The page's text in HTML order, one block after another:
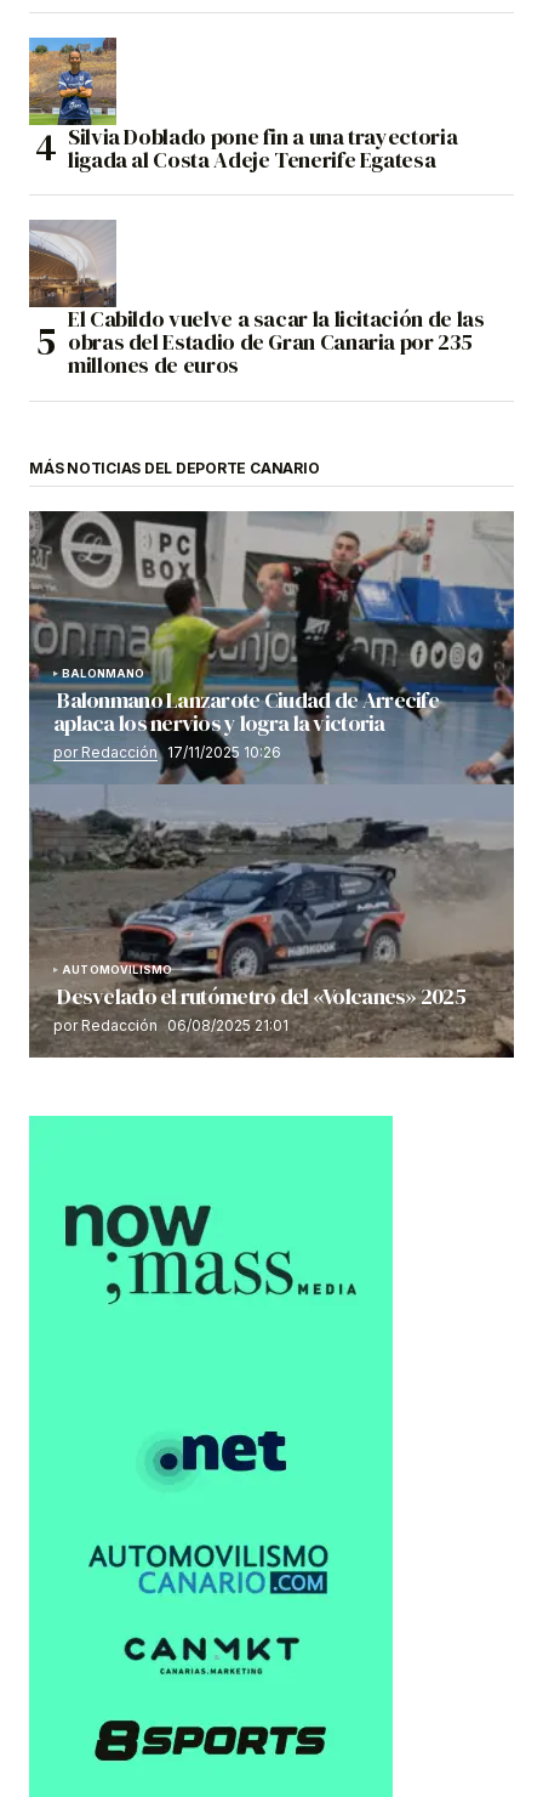
Silvia Doblado pone fin a una trayectoria
ligada al Costa Adeje Tenerife Egatesa
El Cabildo vuelve a sacar la licitación de las
obras del Estadio de Gran Canaria por 235
millones de euros
MÁS NOTICIAS DEL DEPORTE CANARIO
BALONMANO
Balonmano Lanzarote Ciudad de Arrecife
aplaca los nervios y logra la victoria
por Redacción 17/11/2025 10:26
AUTOMOVILISMO
Desvelado el rutómetro del «Volcanes» 2025
por Redacción 06/08/2025 21:01